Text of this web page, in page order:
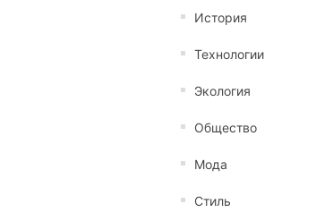
История
Технологии
Экология
Общество
Мода
Стиль